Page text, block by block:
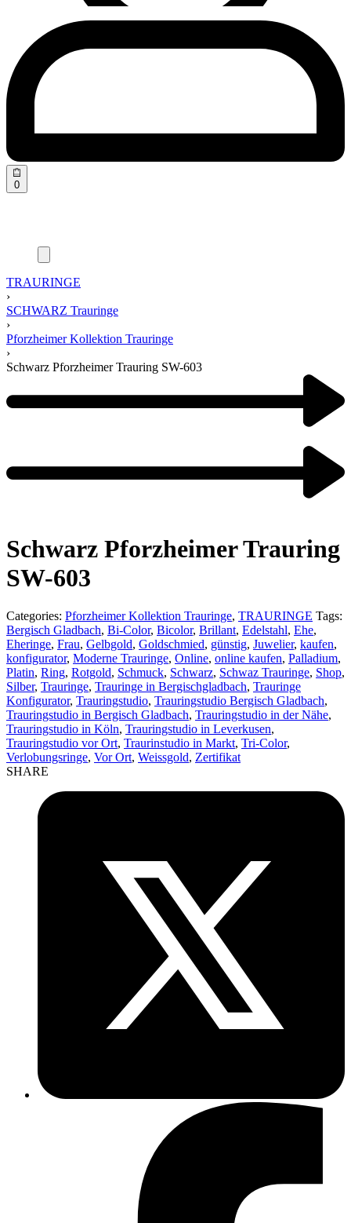
0
TRAURINGE
›
SCHWARZ Trauringe
›
Pforzheimer Kollektion Trauringe
›
Schwarz Pforzheimer Trauring SW-603
navigation
Schwarz Pforzheimer Trauring
SW-603
Categories: Pforzheimer Kollektion Trauringe, TRAURINGE Tags:
Bergisch Gladbach, Bi-Color, Bicolor, Brillant, Edelstahl, Ehe,
Eheringe, Frau, Gelbgold, Goldschmied, günstig, Juwelier, kaufen,
konfigurator, Moderne Trauringe, Online, online kaufen, Palladium,
Platin, Ring, Rotgold, Schmuck, Schwarz, Schwaz Trauringe, Shop,
Silber, Trauringe, Trauringe in Bergischgladbach, Trauringe
Konfigurator, Trauringstudio, Trauringstudio Bergisch Gladbach,
Trauringstudio in Bergisch Gladbach, Trauringstudio in der Nähe,
Trauringstudio in Köln, Trauringstudio in Leverkusen,
Trauringstudio vor Ort, Traurinstudio in Markt, Tri-Color,
Verlobungsringe, Vor Ort, Weissgold, Zertifikat
SHARE